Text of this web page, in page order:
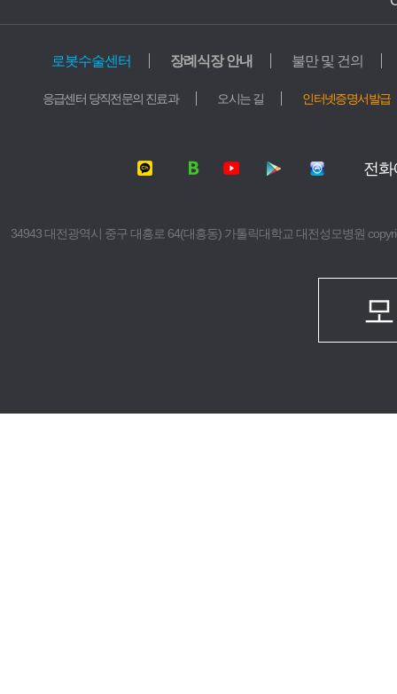
의료기관
가톨릭중앙의료원
은평성모병원
교육기관
학교법인 가
가톨릭대학
간호대학
보건의료경
임상치과학
임상간호대
로봇수술센터 장례식장 안내 불만 및 건의
응급센터 당직전문의 진료과 오시는 길 인터넷증명서발급
전
34943 대전광역시 중구 대흥로 64(대흥동) 가톨릭대학교 대전성모병원